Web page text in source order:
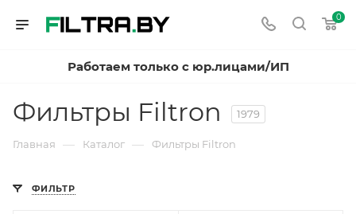
0
Работаем только с юр.лицами/ИП
Фильтры Filtron 1979
Главная — Каталог — Фильтры Filtron
ФИЛЬТР